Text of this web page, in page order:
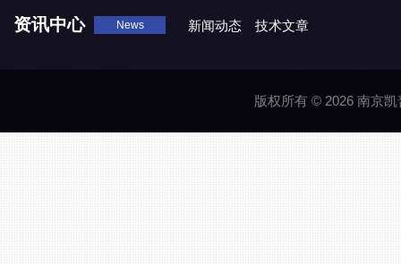
资讯中心 News 新闻动态 技术文章
版权所有 © 2026 南京